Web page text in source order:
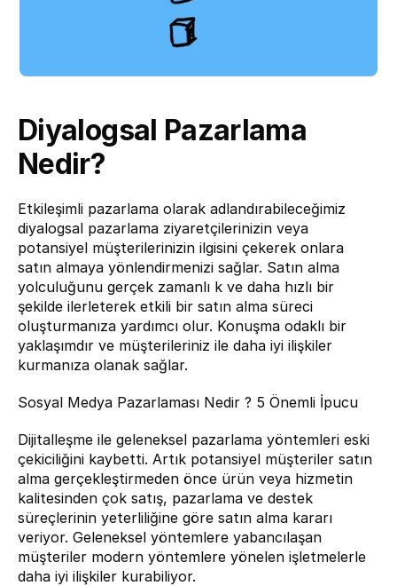
Diyalogsal Pazarlama
Nedir?
Etkileşimli pazarlama olarak adlandırabileceğimiz
diyalogsal pazarlama ziyaretçilerinizin veya
potansiyel müşterilerinizin ilgisini çekerek onlara
satın almaya yönlendirmenizi sağlar. Satın alma
yolculuğunu gerçek zamanlı k ve daha hızlı bir
şekilde ilerleterek etkili bir satın alma süreci
oluşturmanıza yardımcı olur. Konuşma odaklı bir
yaklaşımdır ve müşterileriniz ile daha iyi ilişkiler
kurmanıza olanak sağlar.
Sosyal Medya Pazarlaması Nedir ? 5 Önemli İpucu
Dijitalleşme ile geleneksel pazarlama yöntemleri eski
çekiciliğini kaybetti. Artık potansiyel müşteriler satın
alma gerçekleştirmeden önce ürün veya hizmetin
kalitesinden çok satış, pazarlama ve destek
süreçlerinin yeterliliğine göre satın alma kararı
veriyor. Geleneksel yöntemlere yabancılaşan
müşteriler modern yöntemlere yönelen işletmelerle
daha iyi ilişkiler kurabiliyor.